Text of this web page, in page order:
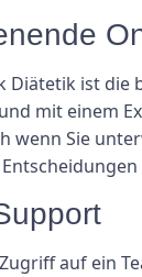
Diätetik ist
mit einem
wenn Sie
auf ein